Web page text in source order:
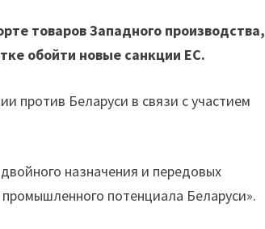
товаров Западного производства,
обойти новые санкции ЕС.
против Беларуси в связи с участием
назначения и передовых
потенциала Беларуси».